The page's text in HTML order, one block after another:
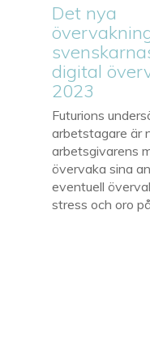
Det nya
digital
2023
Futurions
arbetstagare är
arbetsgivarens
övervaka sina
eventuell
stress och oro